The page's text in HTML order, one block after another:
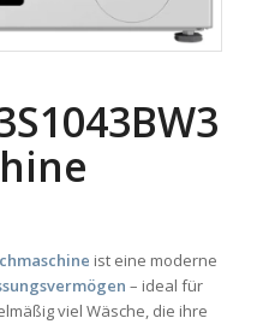
ist eine moderne
– ideal für
viel Wäsche, die ihre